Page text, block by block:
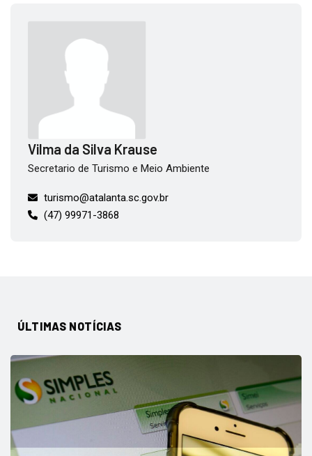
Vilma da Silva Krause
Secretario de Turismo e Meio Ambiente
turismo@atalanta.sc.gov.br
(47) 99971-3868
ÚLTIMAS NOTÍCIAS